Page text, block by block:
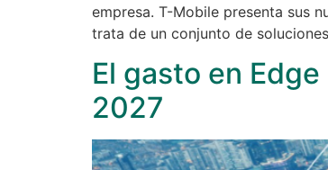
empresa. T-Mobile presenta sus
trata de un conjunto de
El gasto en
2027